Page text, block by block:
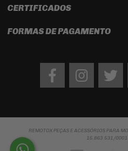
CERTIFICADOS
FORMAS DE PAGAMENTO
FacebookInstagram
REMOTOX PEÇAS E ACESSÓRIOS PARA
15.863.531/